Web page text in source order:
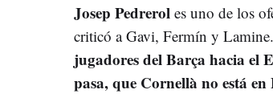
Josep Pedrerol es uno de los
criticó a Gavi, Fermín y
jugadores del Barça hacia el
pasa, que Cornellà no está